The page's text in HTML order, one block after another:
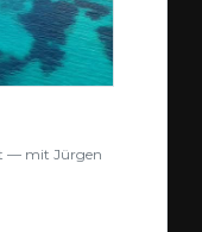
— mit Jürgen